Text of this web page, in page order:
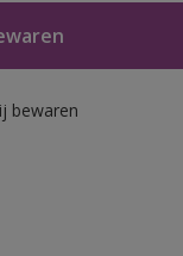
bewaren